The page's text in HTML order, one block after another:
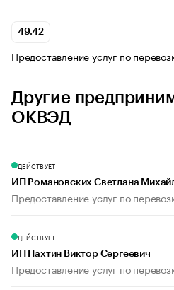
49.42
Предоставление услуг по
Другие
ОКВЭД
ДЕЙСТВУЕТ
ИП Романовских Светлана
Предоставление услуг по
ДЕЙСТВУЕТ
ИП Пахтин Виктор Сергеевич
Предоставление услуг по